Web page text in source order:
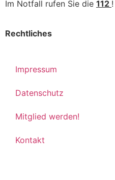
Im Notfall rufen Sie die 112 !
Rechtliches
Impressum
Datenschutz
Mitglied werden!
Kontakt